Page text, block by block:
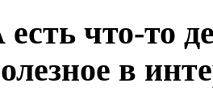
есть что-то
в